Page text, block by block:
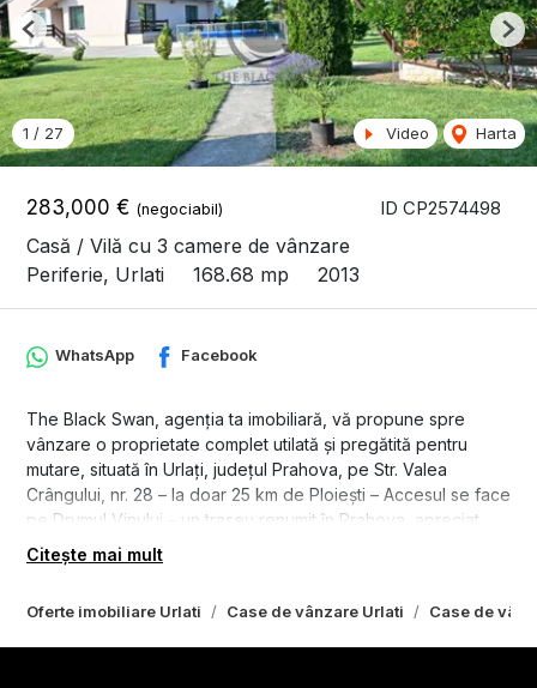
ID CP2574498
283,000 € (negociabil)
Casă / Vilă cu 3 camere de vânzare
Periferie, Urlati
168.68 mp 2013
1 / 27 Video Harta
Previous
Oferte imobiliare Urlati Case de vânzare Urlati Case de
WhatsApp Facebook
The Black Swan, agenția ta imobiliară, vă propune spre
vânzare o proprietate complet utilată și pregătită pentru
mutare, situată în Urlați, județul Prahova, pe Str. Valea
Crângului, nr. 28 – la doar 25 km de Ploiești – Accesul se face
pe Drumul Vinului – un traseu renumit în Prahova, apreciat
atât pentru frumusețea sa naturală, cât și pentru tradiția
viticolă seculară a regiunii. O rută pitorească, perfectă pentru
Citește mai mult